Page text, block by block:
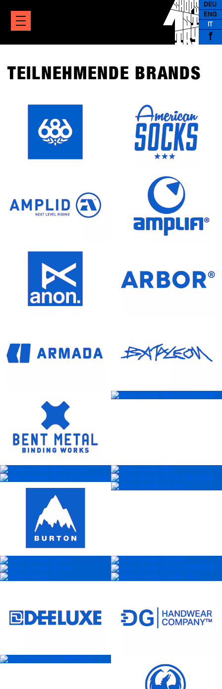
DEU
ENG
f
TEILNEHMENDE BRANDS